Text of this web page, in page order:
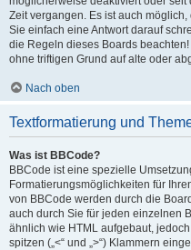
Zeit vergangen. Es ist auch
Sie einfach eine Antwort darauf
die Regeln dieses Boards
ohne triftigen Grund auf alte oder
Nach oben
Textformatierung und
Was ist BBCode?
BBCode ist eine spezielle
Formatierungsmöglichkeiten für
von BBCode werden durch die
auch durch Sie für jeden einzelnen
ähnlich wie HTML aufgebaut, jedoch
spitzen („<“ und „>“) Klammern